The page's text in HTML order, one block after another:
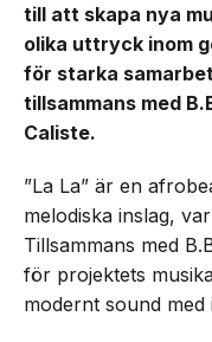
till att skapa nya
olika uttryck inom
för starka
tillsammans med
Caliste.
”La La” är en
melodiska inslag,
Tillsammans med
för projektets
modernt sound